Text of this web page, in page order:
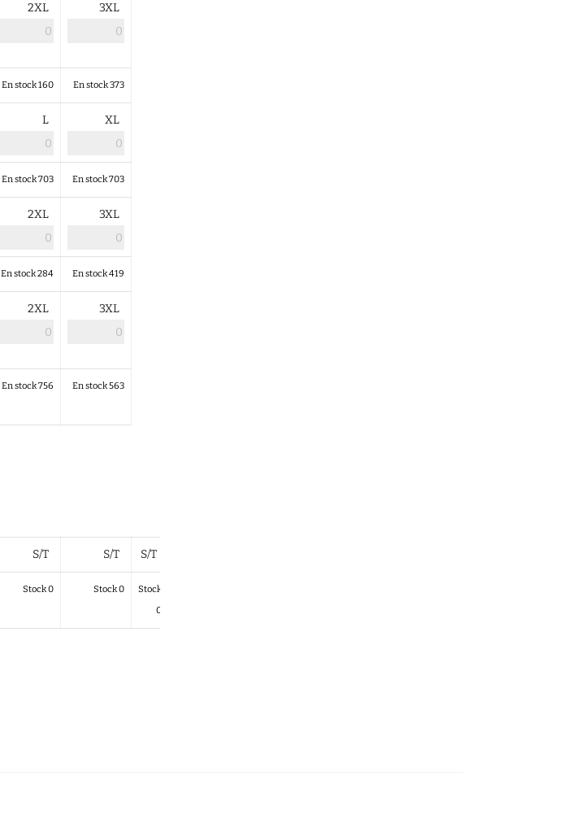
2XL 3XL
En stock 160 En stock 373
L XL
En stock 703 En stock 703
2XL 3XL
En stock 284 En stock 419
2XL 3XL
En stock 756 En stock 563
S/T S/T S/T
Stock 0 Stock 0
Stock
0